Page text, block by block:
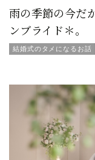
雨の季節の今だ
ンブライド＊。
結婚式のタメになるお話